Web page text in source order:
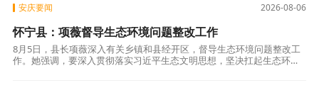
2026-08-06
安庆要闻
怀宁县：项薇督导生态环境问题整改工作
8月5日，县长项薇深入有关乡镇和县经开区，督导生态环境问题整改工
作。她强调，要深入贯彻落实习近平生态文明思想，坚决扛起生态环境